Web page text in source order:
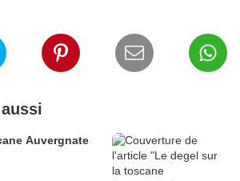
Auvergnate